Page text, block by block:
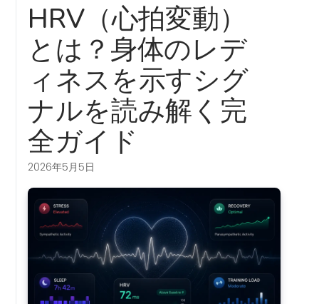
HRV（心拍変動）
とは？身体のレデ
ィネスを示すシグ
ナルを読み解く完
全ガイド
2026年5月5日